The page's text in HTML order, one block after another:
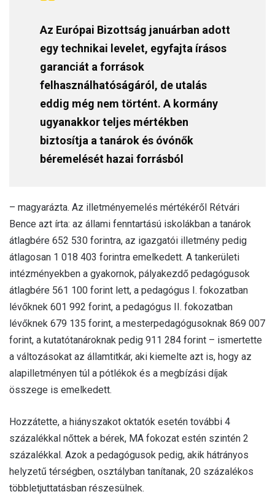
Az Európai Bizottság januárban adott
egy technikai levelet, egyfajta írásos
garanciát a források
felhasználhatóságáról, de utalás
eddig még nem történt. A kormány
ugyanakkor teljes mértékben
biztosítja a tanárok és óvónők
béremelését hazai forrásból
– magyarázta. Az illetményemelés mértékéről Rétvári
Bence azt írta: az állami fenntartású iskolákban a tanárok
átlagbére 652 530 forintra, az igazgatói illetmény pedig
átlagosan 1 018 403 forintra emelkedett. A tankerületi
intézményekben a gyakornok, pályakezdő pedagógusok
átlagbére 561 100 forint lett, a pedagógus I. fokozatban
lévőknek 601 992 forint, a pedagógus II. fokozatban
lévőknek 679 135 forint, a mesterpedagógusoknak 869 007
forint, a kutatótanároknak pedig 911 284 forint – ismertette
a változásokat az államtitkár, aki kiemelte azt is, hogy az
alapilletményen túl a pótlékok és a megbízási díjak
összege is emelkedett.
Hozzátette, a hiányszakot oktatók esetén további 4
százalékkal nőttek a bérek, MA fokozat estén szintén 2
százalékkal. Azok a pedagógusok pedig, akik hátrányos
helyzetű térségben, osztályban tanítanak, 20 százalékos
többletjuttatásban részesülnek.